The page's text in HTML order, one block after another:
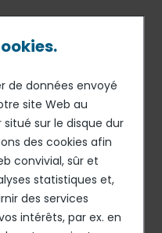
nommé
du
d’Elior
général
de données envoyé
site Web au
sur le disque dur
des cookies afin
convivial, sûr et
statistiques et,
des services
intérêts, par ex. en